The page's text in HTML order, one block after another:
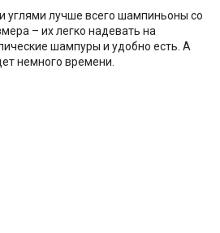
углями лучше всего шампиньоны со
– их легко надевать на
шампуры и удобно есть. А
немного времени.